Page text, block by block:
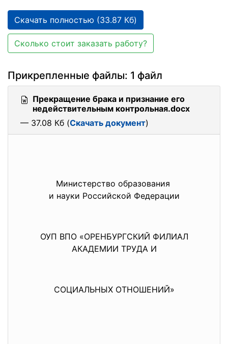
Скачать полностью (33.87 Кб)
Сколько стоит заказать работу?
Прикрепленные файлы: 1 файл
Прекращение брака и признание его
недействительным контрольная.docx
— 37.08 Кб (Скачать документ)
Министерство образования
и науки Российской Федерации
ОУП ВПО «ОРЕНБУРГСКИЙ ФИЛИАЛ
АКАДЕМИИ ТРУДА И
СОЦИАЛЬНЫХ ОТНОШЕНИЙ»